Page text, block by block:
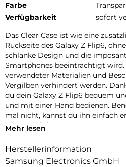
Farbe
Verfügbarkeit
sofort
Das Clear Case ist wie eine
Rückseite des Galaxy Z Flip6,
schlanke Design und die
Smartphones beeinträchtigt wird.
verwendeter Materialien und
Vergilben verhindert werden.
du dein Galaxy Z Flip6 bequem
und mit einer Hand bedienen.
mal nicht, kannst du ihn einfach
wieder anbringen.
Mehr lesen
Herstellerinformation
Samsung Electronics GmbH